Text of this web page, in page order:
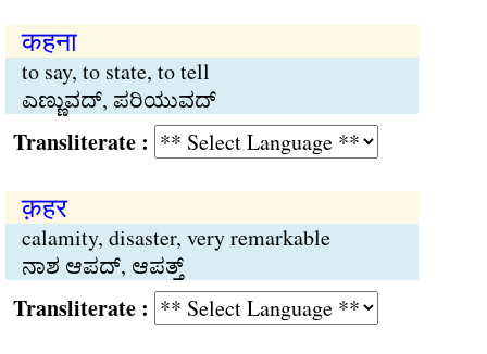
कहना
to say, to state, to tell
ಎಣ್ಣುವದ್, ಪರಿಯುವದ್
:
क़हर
calamity, disaster, very remarkable
ನಾಶ ಆಪದ್, ಆಪತ್ತ್
: